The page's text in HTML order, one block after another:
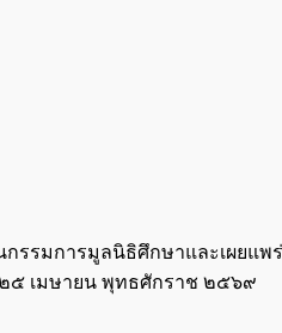
รรมการมูลนิธิศึกษาและเผยแ
๕ เมษายน พุทธศักราช ๒๕๖๙